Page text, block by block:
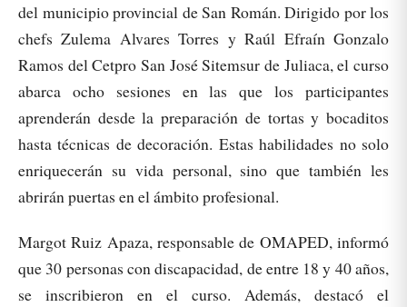
del municipio provincial de San Román. Dirigido por los
chefs Zulema Alvares Torres y Raúl Efraín Gonzalo
Ramos del Cetpro San José Sitemsur de Juliaca, el curso
abarca ocho sesiones en las que los participantes
aprenderán desde la preparación de tortas y bocaditos
hasta técnicas de decoración. Estas habilidades no solo
enriquecerán su vida personal, sino que también les
abrirán puertas en el ámbito profesional.
Margot Ruiz Apaza, responsable de OMAPED, informó
que 30 personas con discapacidad, de entre 18 y 40 años,
se inscribieron en el curso. Además, destacó el